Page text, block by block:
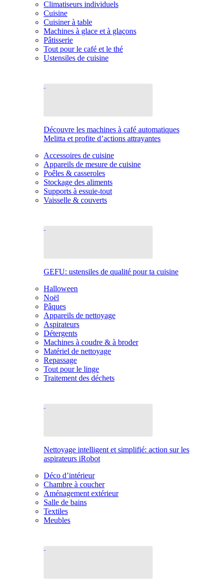
Climatiseurs individuels
Cuisine
Cuisiner à table
Machines à glace et à glaçons
Pâtisserie
Tout pour le café et le thé
Ustensiles de cuisine
Découvre les machines à café automatiques
Melitta et profite d’actions attrayantes
Accessoires de cuisine
Appareils de mesure de cuisine
Poêles & casseroles
Stockage des aliments
Supports à essuie-tout
Vaisselle & couverts
GEFU: ustensiles de qualité pour ta cuisine
Halloween
Noël
Pâques
Appareils de nettoyage
Aspirateurs
Détergents
Machines à coudre & à broder
Matériel de nettoyage
Repassage
Tout pour le linge
Traitement des déchets
Nettoyage intelligent et simplifié: action sur les
aspirateurs iRobot
Déco d’intérieur
Chambre à coucher
Aménagement extérieur
Salle de bains
Textiles
Meubles